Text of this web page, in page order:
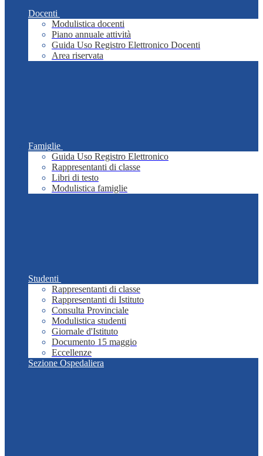
Docenti
Modulistica docenti
Piano annuale attività
Guida Uso Registro Elettronico Docenti
Area riservata
Famiglie
Guida Uso Registro Elettronico
Rappresentanti di classe
Libri di testo
Modulistica famiglie
Studenti
Rappresentanti di classe
Rappresentanti di Istituto
Consulta Provinciale
Modulistica studenti
Giornale d'Istituto
Documento 15 maggio
Eccellenze
Sezione Ospedaliera